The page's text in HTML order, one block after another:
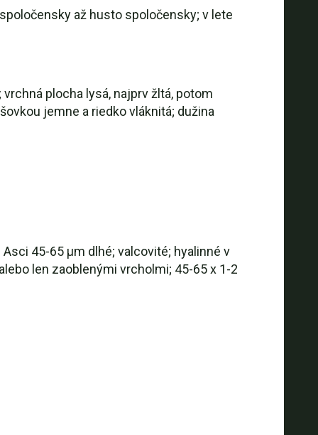
až husto spoločensky; v lete
plocha lysá, najprv žltá, potom
jemne a riedko vláknitá; dužina
45-65 µm dlhé; valcovité; hyalinné v
len zaoblenými vrcholmi; 45-65 x 1-2